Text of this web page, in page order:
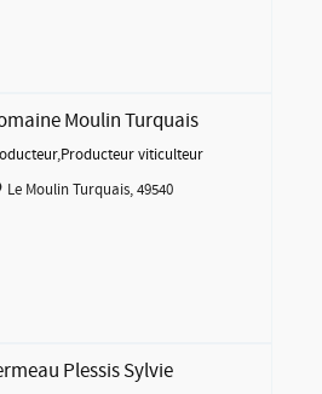
Moulin Turquais
,Producteur viticulteur
Le Moulin Turquais, 49540
Plessis Sylvie